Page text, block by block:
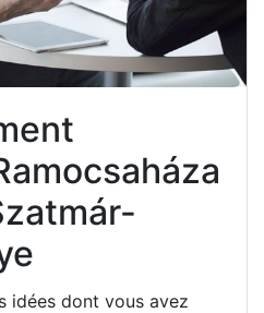
idées dont vous avez